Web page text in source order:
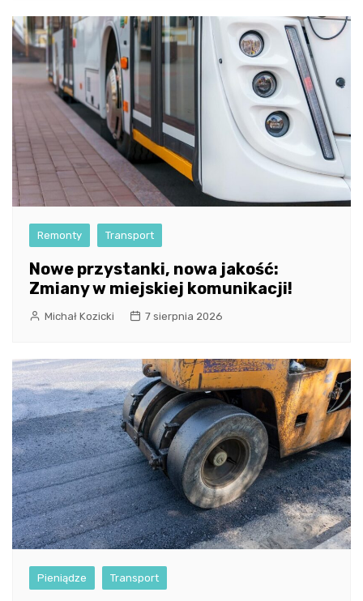
Remonty Transport
Nowe przystanki, nowa jakość:
Zmiany w miejskiej komunikacji!
Michał Kozicki 7 sierpnia 2026
Pieniądze Transport